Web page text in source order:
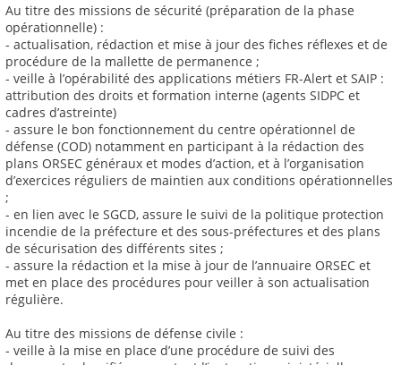
Au titre des missions de sécurité (préparation de la phase
opérationnelle) :
- actualisation, rédaction et mise à jour des fiches réflexes et de
procédure de la mallette de permanence ;
- veille à l’opérabilité des applications métiers FR-Alert et SAIP :
attribution des droits et formation interne (agents SIDPC et
cadres d’astreinte)
- assure le bon fonctionnement du centre opérationnel de
défense (COD) notamment en participant à la rédaction des
plans ORSEC généraux et modes d’action, et à l’organisation
d’exercices réguliers de maintien aux conditions opérationnelles
;
- en lien avec le SGCD, assure le suivi de la politique protection
incendie de la préfecture et des sous-préfectures et des plans
de sécurisation des différents sites ;
- assure la rédaction et la mise à jour de l’annuaire ORSEC et
met en place des procédures pour veiller à son actualisation
régulière.
Au titre des missions de défense civile :
- veille à la mise en place d’une procédure de suivi des